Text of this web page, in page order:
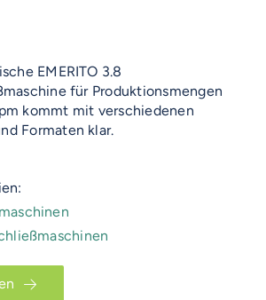
EMERITO 3.8
für Produktionsmengen
kommt mit verschiedenen
Formaten klar.